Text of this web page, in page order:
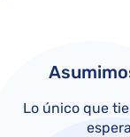
Lo único que